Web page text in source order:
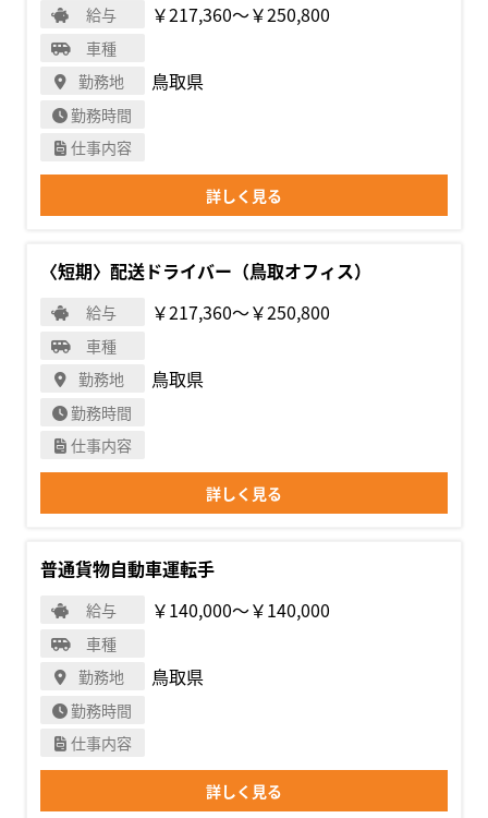
給与 ￥217,360〜￥250,800
車種
勤務地
鳥取県
勤務時間
仕事内容
詳しく見る
〈短期〉配送ドライバー（鳥取オフィス）
給与 ￥217,360〜￥250,800
車種
勤務地
鳥取県
勤務時間
仕事内容
詳しく見る
普通貨物自動車運転手
給与 ￥140,000〜￥140,000
車種
勤務地
鳥取県
勤務時間
仕事内容
詳しく見る